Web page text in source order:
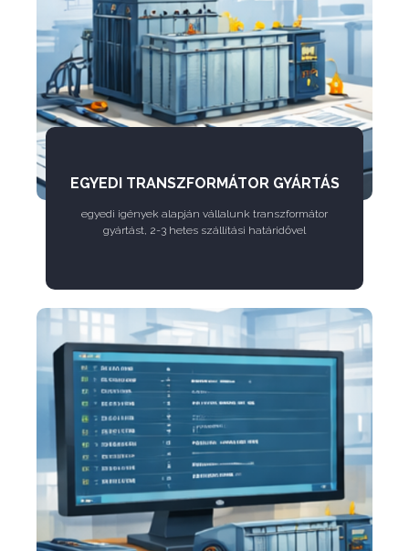
EGYEDI TRANSZFORMÁTOR GYÁRTÁS
egyedi igények alapján vállalunk transzformátor
gyártást, 2-3 hetes szállítási határidővel